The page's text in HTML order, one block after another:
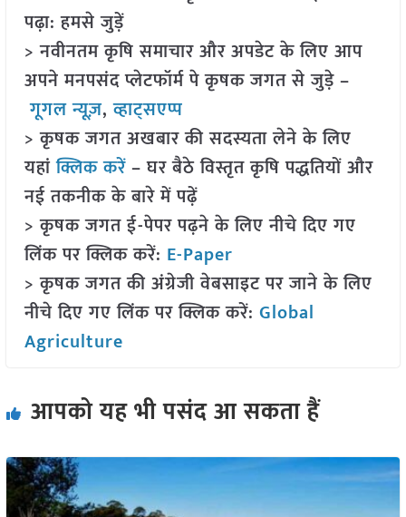
पढ़ा: हमसे जुड़ें
> नवीनतम कृषि समाचार और अपडेट के लिए आप
अपने मनपसंद प्लेटफॉर्म पे कृषक जगत से जुड़े –
गूगल न्यूज़,व्हाट्सएप्प
> कृषक जगत अखबार की सदस्यता लेने के लिए
यहांक्लिक करें– घर बैठे विस्तृत कृषि पद्धतियों और
नई तकनीक के बारे में पढ़ें
> कृषक जगत ई-पेपर पढ़ने के लिए नीचे दिए गए
लिंक पर क्लिक करें: E-Paper
> कृषक जगत की अंग्रेजी वेबसाइट पर जाने के लिए
नीचे दिए गए लिंक पर क्लिक करें: Global
Agriculture
आपको यह भी पसंद आ सकता हैं